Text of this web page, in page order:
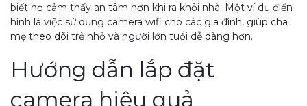
biết họ cảm thấy an tâm hơn khi ra khỏi nhà. Một ví dụ điển
hình là việc sử dụng camera wifi cho các gia đình, giúp cha
mẹ theo dõi trẻ nhỏ và người lớn tuổi dễ dàng hơn.
Hướng dẫn lắp đặt
camera hiệu quả